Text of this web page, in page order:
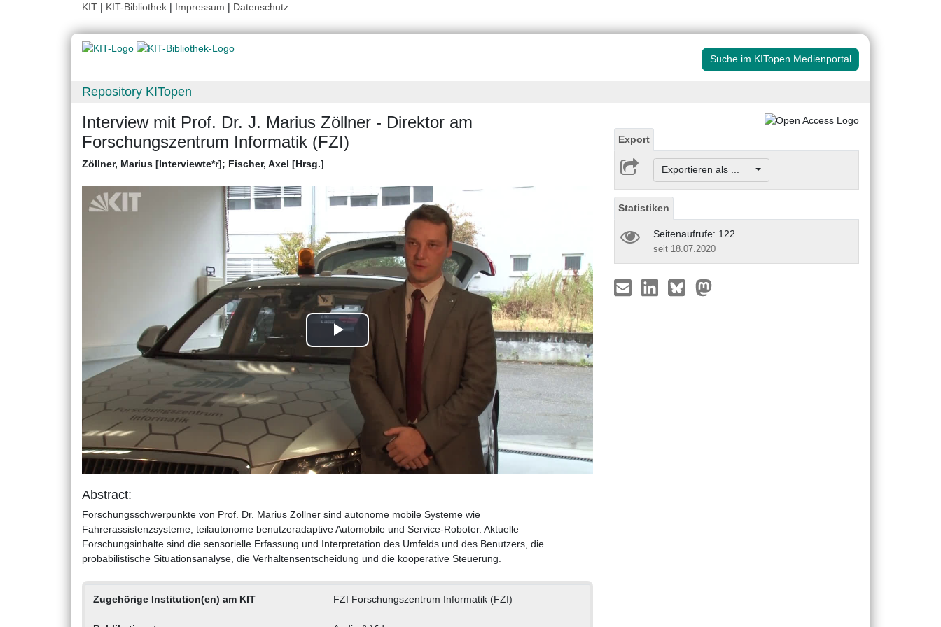
KIT | KIT-Bibliothek | Impressum | Datenschutz
Suche im KITopen Medienportal
Repository KITopen
Interview mit Prof. Dr. J. Marius Zöllner - Direktor am
Forschungszentrum Informatik (FZI)
Zöllner, Marius [Interviewte*r]; Fischer, Axel [Hrsg.]
Play
Video
Abstract:
Forschungsschwerpunkte von Prof. Dr. Marius Zöllner sind autonome mobile Systeme wie
Fahrerassistenzsysteme, teilautonome benutzeradaptive Automobile und Service-Roboter. Aktuelle
Forschungsinhalte sind die sensorielle Erfassung und Interpretation des Umfelds und des Benutzers, die
probabilistische Situationsanalyse, die Verhaltensentscheidung und die kooperative Steuerung.
Zugehörige Institution(en) am KIT FZI Forschungszentrum Informatik (FZI)
Export
Exportieren als ...
Statistiken
Seitenaufrufe: 122
seit 18.07.2020